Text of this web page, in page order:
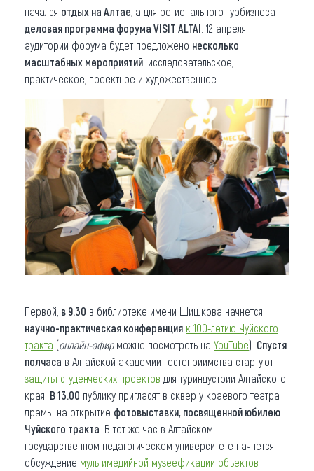
начался отдых на Алтае , а для регионального турбизнеса –
деловая программа форума VISIT ALTAI . 12 апреля
аудитории форума будет предложено несколько
масштабных мероприятий: исследовательское,
практическое, проектное и художественное.
Первой, в 9.30 в библиотеке имени Шишкова начнется
научно-практическая конференция к 100-летию Чуйского
тракта (онлайн-эфирможно посмотреть на YouTube). Спустя
полчаса в Алтайской академии гостеприимства стартуют
защиты студенческих проектов для туриндустрии Алтайского
края. В 13.00 публику пригласят в сквер у краевого театра
драмы на открытие фотовыставки, посвященной юбилею
Чуйского тракта . В тот же час в Алтайском
государственном педагогическом университете начнется
обсуждение мультимедийной музеефикации объектов